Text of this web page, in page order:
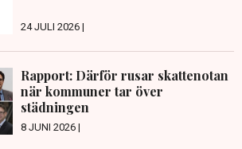
24 JULI 2026 |
Rapport: Därför rusar skattenotan
när kommuner tar över
städningen
8 JUNI 2026 |